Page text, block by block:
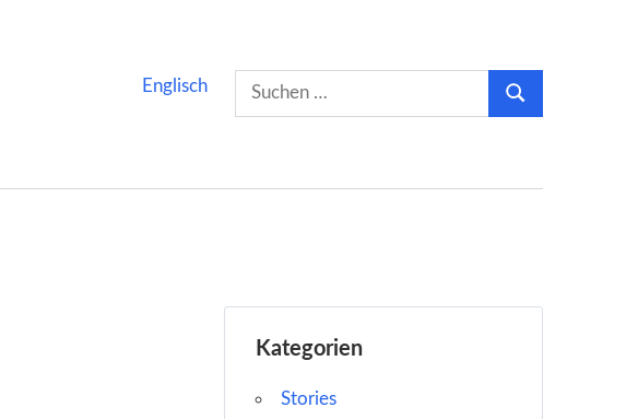
Suchen
nach:
Suchen
Englisch
Kategorien
Stories